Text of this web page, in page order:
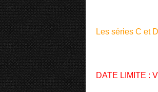
Les séries C et
DATE LIMITE :